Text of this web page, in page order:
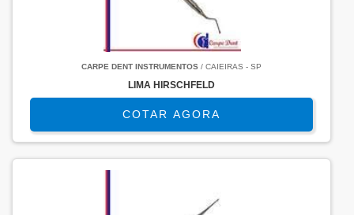
CARPE DENT INSTRUMENTOS / CAIEIRAS - SP
LIMA HIRSCHFELD
COTAR AGORA